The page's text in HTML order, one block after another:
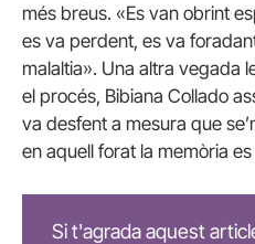
més breus. «Es van obrint
es va perdent, es va
malaltia». Una altra vegada
el procés, Bibiana Collado
va desfent a mesura que
en aquell forat la memòria es
Si t'agrada aquest